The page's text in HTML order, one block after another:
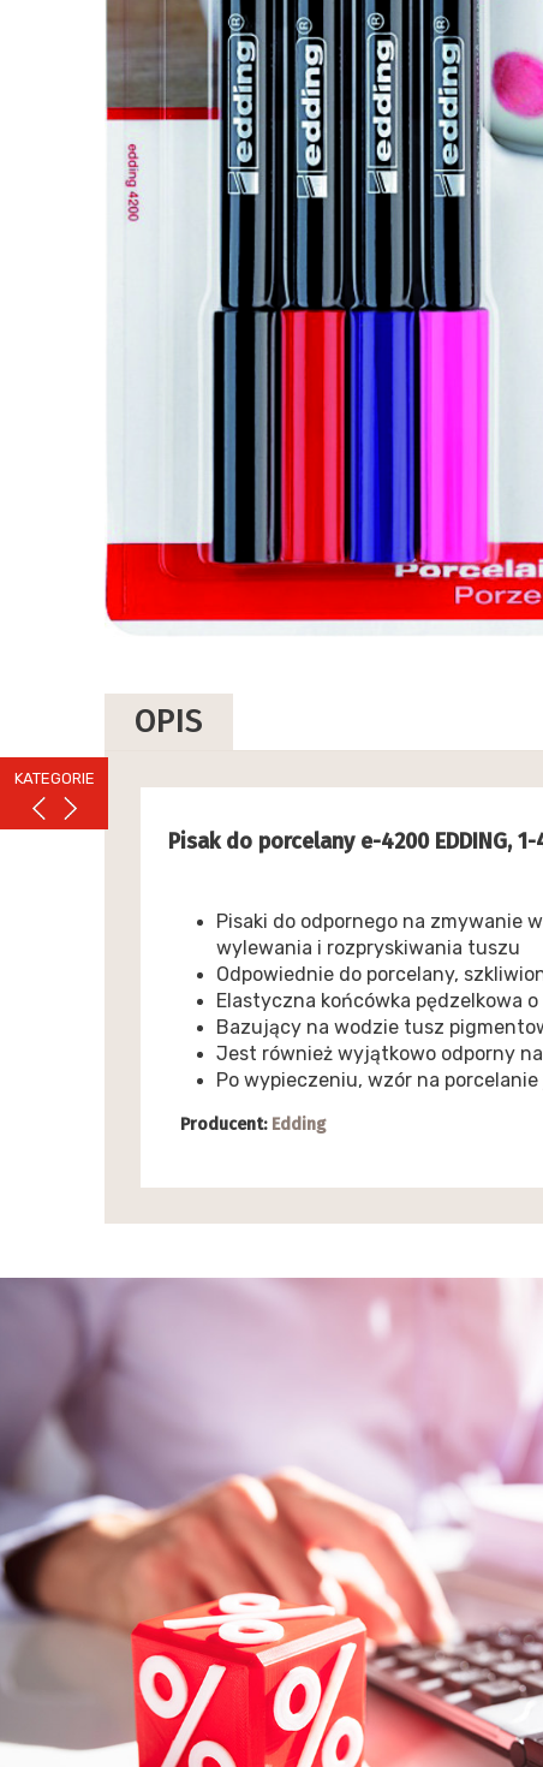
KATEGORIE
OPIS
Pisak do porcelany e-4200 EDDING,
Pisaki do odpornego na zmywanie
wylewania i rozpryskiwania tuszu
Odpowiednie do porcelany,
Elastyczna końcówka pędzelkowa
Bazujący na wodzie tusz
Jest również wyjątkowo odporny na
Po wypieczeniu, wzór na
Producent: Edding